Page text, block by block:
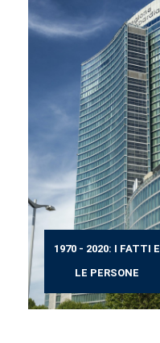
1970 - 2020: I FATTI E
LE PERSONE